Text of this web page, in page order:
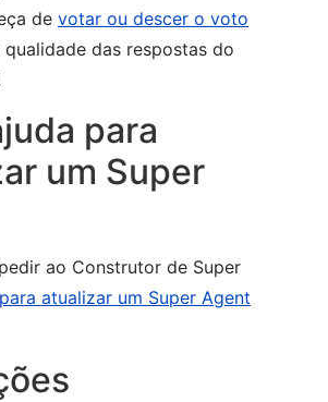
de votar ou descer o voto
das respostas do
para
um Super
ao Construtor de Super
atualizar um Super Agent